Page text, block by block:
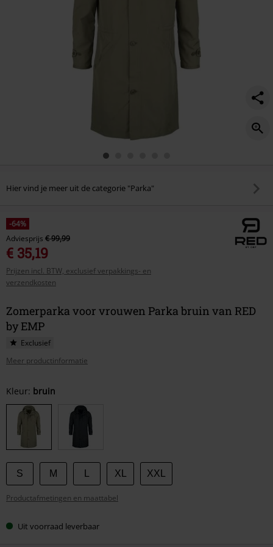
Hier vind je meer uit de categorie "Parka"
-64%
Adviesprijs € 99,99
€ 35,19
Prijzen incl. BTW, exclusief verpakkings- en
verzendkosten
Zomerparka voor vrouwen Parka bruin van RED
by EMP
Exclusief
Meer productinformatie
Kies
je
maat
Kleur: bruin
S M XL XXL
Productafmetingen en maattabel
Uit voorraad leverbaar